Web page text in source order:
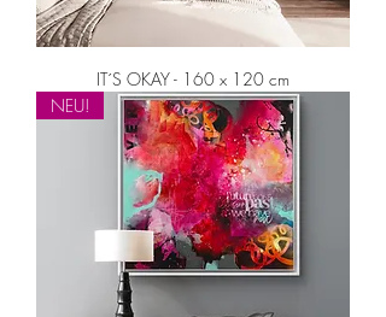
IT´S OKAY - 160 x 120 cm
NEU!